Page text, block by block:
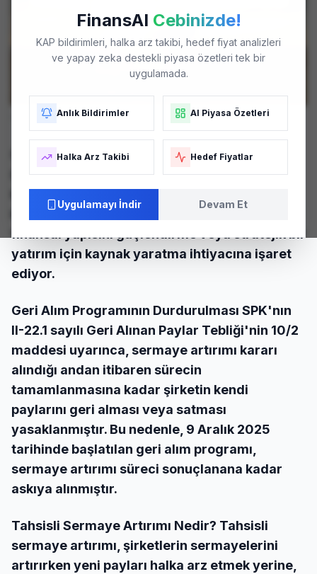
FinansAI Cebinizde!
KAP bildirimleri, halka arz takibi, hedef fiyat analizleri
ve yapay zeka destekli piyasa özetleri tek bir
uygulamada.
Anlık Bildirimler AI Piyasa Özetleri
Halka Arz Takibi Hedef Fiyatlar
Uygulamayı İndir Devam Et
tesisleri - Temsili Görsel. Fotoğraf: Arşiv
Süreç ve Bağlam Kalyon Güneş Teknolojileri
(KLYPV), 1 Nisan 2026 tarihli Yönetim Kurulu
kararı aldığını duyurdu. Bu adım, şirketin
finansal yapısını güçlendirme veya stratejik bir
yatırım için kaynak yaratma ihtiyacına işaret
ediyor.
Geri Alım Programının Durdurulması SPK'nın
II-22.1 sayılı Geri Alınan Paylar Tebliği'nin 10/2
maddesi uyarınca, sermaye artırımı kararı
alındığı andan itibaren sürecin
tamamlanmasına kadar şirketin kendi
paylarını geri alması veya satması
yasaklanmıştır. Bu nedenle, 9 Aralık 2025
tarihinde başlatılan geri alım programı,
sermaye artırımı süreci sonuçlanana kadar
askıya alınmıştır.
Tahsisli Sermaye Artırımı Nedir? Tahsisli
sermaye artırımı, şirketlerin sermayelerini
artırırken yeni payları halka arz etmek yerine,